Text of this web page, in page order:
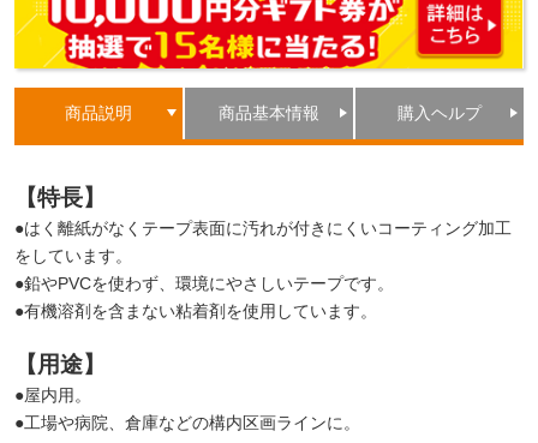
商品説明 商品基本情報 購入ヘルプ
【特長】
●はく離紙がなくテープ表面に汚れが付きにくいコーティング加工
をしています。
●鉛やPVCを使わず、環境にやさしいテープです。
●有機溶剤を含まない粘着剤を使用しています。
【用途】
●屋内用。
●工場や病院、倉庫などの構内区画ラインに。